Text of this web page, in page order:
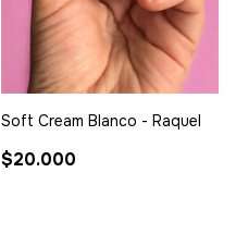
Soft Cream Blanco - Raquel
$20.000